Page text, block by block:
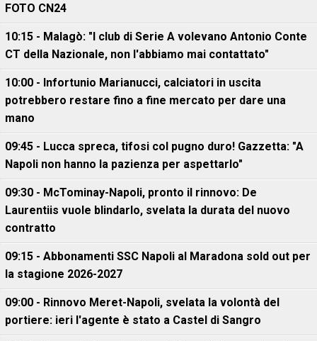
FOTO CN24
10:15 - Malagò: "I club di Serie A volevano Antonio Conte
CT della Nazionale, non l'abbiamo mai contattato"
10:00 - Infortunio Marianucci, calciatori in uscita
potrebbero restare fino a fine mercato per dare una
mano
09:45 - Lucca spreca, tifosi col pugno duro! Gazzetta: "A
Napoli non hanno la pazienza per aspettarlo"
09:30 - McTominay-Napoli, pronto il rinnovo: De
Laurentiis vuole blindarlo, svelata la durata del nuovo
contratto
09:15 - Abbonamenti SSC Napoli al Maradona sold out per
la stagione 2026-2027
09:00 - Rinnovo Meret-Napoli, svelata la volontà del
portiere: ieri l'agente è stato a Castel di Sangro